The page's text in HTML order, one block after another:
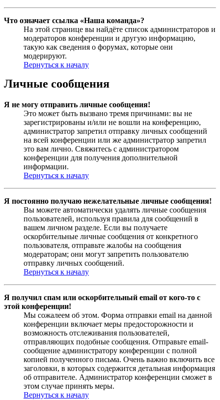
Что означает ссылка «Наша команда»?
На этой странице вы найдёте список администраторов и
модераторов конференции и другую информацию,
такую как сведения о форумах, которые они
модерируют.
Вернуться к началу
Личные сообщения
Я не могу отправить личные сообщения!
Это может быть вызвано тремя причинами: вы не
зарегистрированы и/или не вошли на конференцию,
администратор запретил отправку личных сообщений
на всей конференции или же администратор запретил
это вам лично. Свяжитесь с администратором
конференции для получения дополнительной
информации.
Вернуться к началу
Я постоянно получаю нежелательные личные сообщения!
Вы можете автоматически удалять личные сообщения
пользователей, используя правила для сообщений в
вашем личном разделе. Если вы получаете
оскорбительные личные сообщения от конкретного
пользователя, отправьте жалобы на сообщения
модераторам; они могут запретить пользователю
отправку личных сообщений.
Вернуться к началу
Я получил спам или оскорбительный email от кого-то с
этой конференции!
Мы сожалеем об этом. Форма отправки email на данной
конференции включает меры предосторожности и
возможность отслеживания пользователей,
отправляющих подобные сообщения. Отправьте email-
сообщение администратору конференции с полной
копией полученного письма. Очень важно включить все
заголовки, в которых содержится детальная информация
об отправителе. Администратор конференции сможет в
этом случае принять меры.
Вернуться к началу